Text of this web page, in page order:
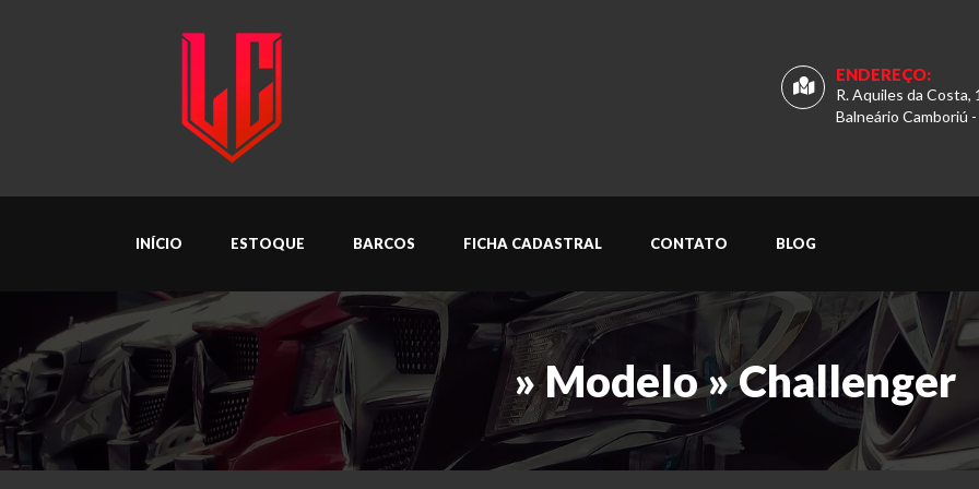
ENDEREÇO:
R. Aquiles da Costa,
Balneário Camboriú -
INÍCIO ESTOQUE BARCOS FICHA CADASTRAL CONTATO BLOG
» Modelo » Challenger